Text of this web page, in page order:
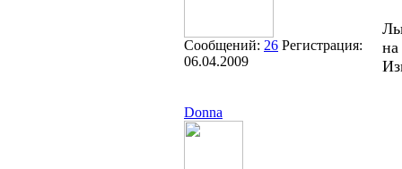
Сообщений: 26 Регистрация:
06.04.2009
Donna